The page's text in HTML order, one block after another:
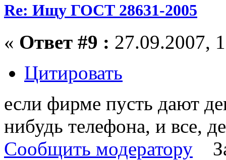
Re: Ищу ГОСТ 28631-2005
« Ответ #9 : 27.09.2007,
Цитировать
если фирме пусть дают
нибудь телефона, и все,
Сообщить модератору